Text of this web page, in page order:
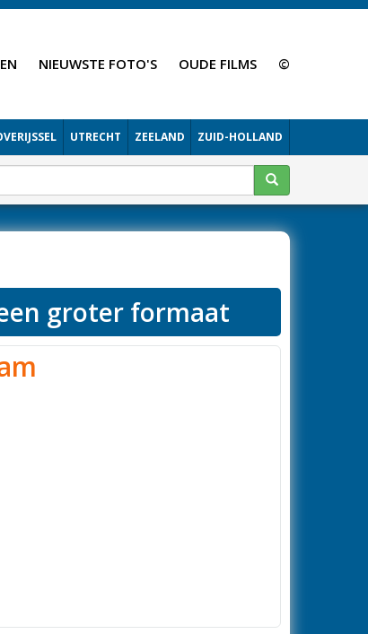
NIEUWSTE FOTO'S OUDE FILMS ©
UTRECHT ZEELAND ZUID-HOLLAND
groter formaat